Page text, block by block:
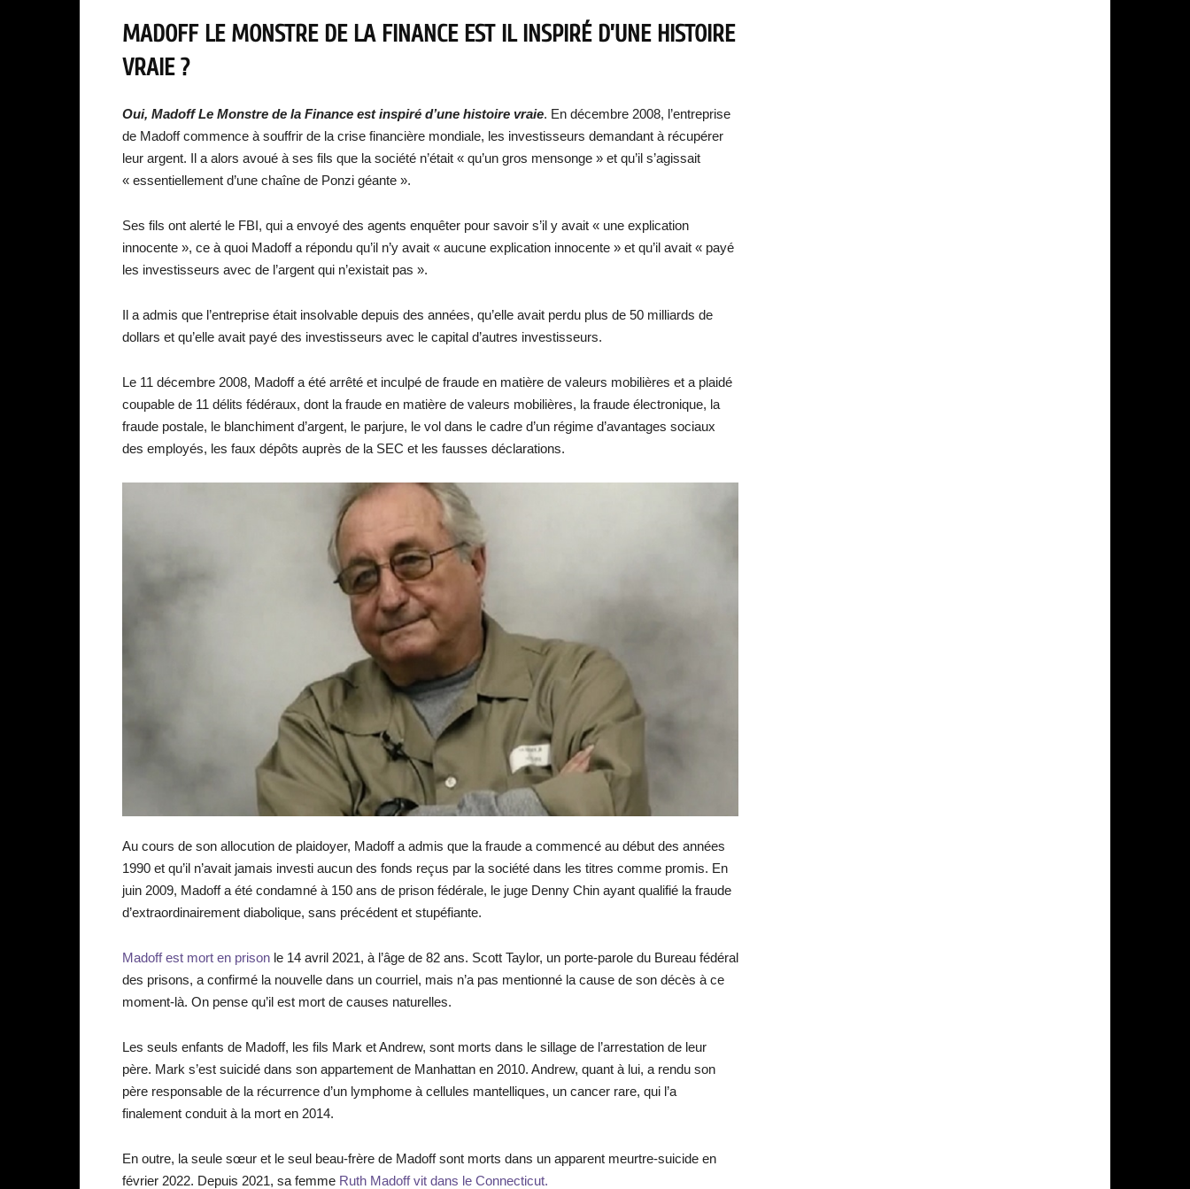
MADOFF LE MONSTRE DE LA FINANCE EST IL INSPIRÉ D’UNE HISTOIRE
VRAIE ?
Oui, Madoff Le Monstre de la Finance est inspiré d’une histoire vraie. En décembre 2008, l’entreprise
de Madoff commence à souffrir de la crise financière mondiale, les investisseurs demandant à récupérer
leur argent. Il a alors avoué à ses fils que la société n’était « qu’un gros mensonge » et qu’il s’agissait
« essentiellement d’une chaîne de Ponzi géante ».
Ses fils ont alerté le FBI, qui a envoyé des agents enquêter pour savoir s’il y avait « une explication
innocente », ce à quoi Madoff a répondu qu’il n’y avait « aucune explication innocente » et qu’il avait « payé
les investisseurs avec de l’argent qui n’existait pas ».
Il a admis que l’entreprise était insolvable depuis des années, qu’elle avait perdu plus de 50 milliards de
dollars et qu’elle avait payé des investisseurs avec le capital d’autres investisseurs.
Le 11 décembre 2008, Madoff a été arrêté et inculpé de fraude en matière de valeurs mobilières et a plaidé
coupable de 11 délits fédéraux, dont la fraude en matière de valeurs mobilières, la fraude électronique, la
fraude postale, le blanchiment d’argent, le parjure, le vol dans le cadre d’un régime d’avantages sociaux
des employés, les faux dépôts auprès de la SEC et les fausses déclarations.
Au cours de son allocution de plaidoyer, Madoff a admis que la fraude a commencé au début des années
1990 et qu’il n’avait jamais investi aucun des fonds reçus par la société dans les titres comme promis. En
juin 2009, Madoff a été condamné à 150 ans de prison fédérale, le juge Denny Chin ayant qualifié la fraude
d’extraordinairement diabolique, sans précédent et stupéfiante.
Madoff est mort en prison le 14 avril 2021, à l’âge de 82 ans. Scott Taylor, un porte-parole du Bureau fédéral
des prisons, a confirmé la nouvelle dans un courriel, mais n’a pas mentionné la cause de son décès à ce
moment-là. On pense qu’il est mort de causes naturelles.
Les seuls enfants de Madoff, les fils Mark et Andrew, sont morts dans le sillage de l’arrestation de leur
père. Mark s’est suicidé dans son appartement de Manhattan en 2010. Andrew, quant à lui, a rendu son
père responsable de la récurrence d’un lymphome à cellules mantelliques, un cancer rare, qui l’a
finalement conduit à la mort en 2014.
En outre, la seule sœur et le seul beau-frère de Madoff sont morts dans un apparent meurtre-suicide en
février 2022. Depuis 2021, sa femme Ruth Madoff vit dans le Connecticut.